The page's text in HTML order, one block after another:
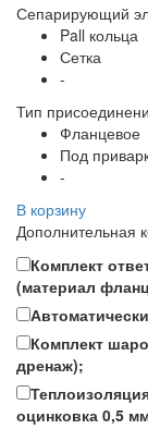
Сепарирующий
Pall кольца
Сетка
-
Тип
Фланцевое
Под
-
В корзину
Дополнительная
Комплект
(материал
Комплект
дренаж);
оцинковка 0,5